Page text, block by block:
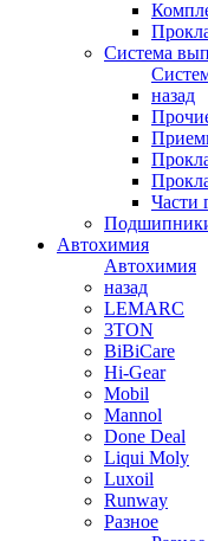
Система
назад
Части
Автохимия
Автохимия
назад
LEMARC
3TON
BiBiCare
Hi-Gear
Mobil
Mannol
Done Deal
Liqui Moly
Luxoil
Runway
Разное